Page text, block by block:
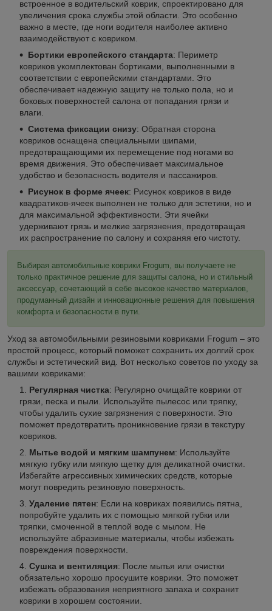
встроенное в водительский коврик, спроектировано для
увеличения срока службы этой области. Это особенно
важно в месте, где ноги водителя наиболее активно
взаимодействуют с ковриком.
Бортики европейского стандарта: Периметр
ковриков укомплектован бортиками, выполненными в
соответствии с европейскими стандартами. Это
обеспечивает надежную защиту не только пола, но и
боковых поверхностей салона от попадания грязи и
влаги.
Система фиксации снизу: Обратная сторона
ковриков оснащена специальными шипами,
предотвращающими их перемещение под ногами во
время движения. Это обеспечивает максимальное
удобство и безопасность водителя и пассажиров.
Рисунок в форме ячеек: Рисунок ковриков в виде
квадратиков-ячеек выполнен не только для эстетики, но и
для максимальной эффективности. Эти ячейки
удерживают грязь и мелкие загрязнения, предотвращая
их распространение по салону и сохраняя его чистоту.
Выбирая автомобильные коврики Frogum, вы получаете не
только практичное решение для защиты салона, но и стильный
аксессуар, сочетающий в себе высокое качество материалов,
продуманный дизайн и инновационные решения для повышения
комфорта и безопасности в пути.
Уход за автомобильными резиновыми ковриками Frogum – это
простой процесс, который поможет сохранить их долгий срок
службы и эстетический вид. Вот несколько советов по уходу за
вашими ковриками:
Регулярная чистка: Регулярно очищайте коврики от
грязи, песка и пыли. Используйте пылесос или тряпку,
чтобы удалить сухие загрязнения с поверхности. Это
поможет предотвратить проникновение грязи в текстуру
ковриков.
Мытье водой и мягким шампунем: Используйте
мягкую губку или мягкую щетку для деликатной очистки.
Избегайте агрессивных химических средств, которые
могут повредить резиновую поверхность.
Удаление пятен: Если на ковриках появились пятна,
попробуйте удалить их с помощью мягкой губки или
тряпки, смоченной в теплой воде с мылом. Не
используйте абразивные материалы, чтобы избежать
повреждения поверхности.
Сушка и вентиляция: После мытья или очистки
обязательно хорошо просушите коврики. Это поможет
избежать образования неприятного запаха и сохранит
коврики в хорошем состоянии.